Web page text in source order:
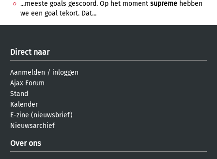
...meeste goals gescoord. Op het moment supreme hebben
we een goal tekort. Dat...
Direct naar
Aanmelden / inloggen
Ajax Forum
Stand
Kalender
E-zine (nieuwsbrief)
Nieuwsarchief
Over ons